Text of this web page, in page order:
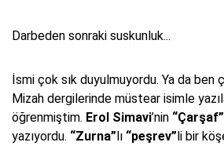
Darbeden sonraki suskunluk...
İsmi çok sık duyulmuyordu. Ya da ben
Mizah dergilerinde müstear isimle
öğrenmiştim. Erol Simavi’nin “Çarşaf”
yazıyordu. “Zurna”lı “peşrev”li bir